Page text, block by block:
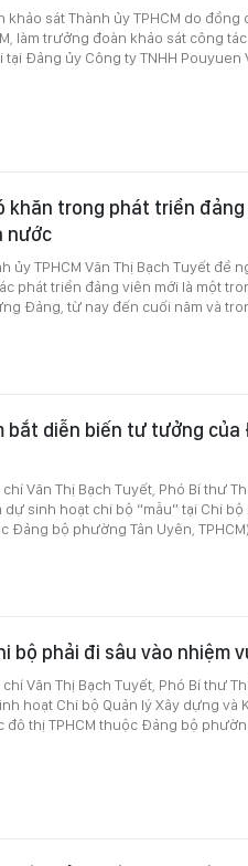
khảo sát Thành ủy TPHCM do đồng
làm trưởng đoàn khảo sát công
Đảng ủy Công ty TNHH Pouyuen
khăn trong phát triển
nước
ủy TPHCM Văn Thị Bạch Tuyết đề
phát triển đảng viên mới là một
Đảng, từ nay đến cuối năm và
bắt diễn biến tư tưởng
Văn Thị Bạch Tuyết, Phó Bí thư
sinh hoạt chi bộ “mẫu” tại Chi
Đảng bộ phường Tân Uyên, TPHCM).
bộ phải đi sâu vào nhiệm
Văn Thị Bạch Tuyết, Phó Bí thư
hoạt Chi bộ Quản lý Xây dựng và
đô thị TPHCM thuộc Đảng bộ